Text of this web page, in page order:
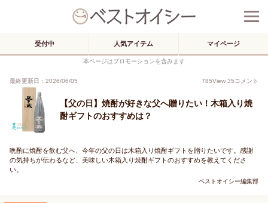
受付中 人気アイテム マイページ
本ページはプロモーションを含みます
最終更新日：2026/06/05 785View 35コメント
【父の日】焼酎が好きな父へ贈りたい！木箱入り焼
酎ギフトのおすすめは？
晩酌に焼酎を飲む父へ、今年の父の日は木箱入り焼酎ギフトを贈りたいです。感謝
の気持ちが伝わるなど、美味しい木箱入り焼酎ギフトのおすすめを教えてくださ
い。
ベストオイシー編集部